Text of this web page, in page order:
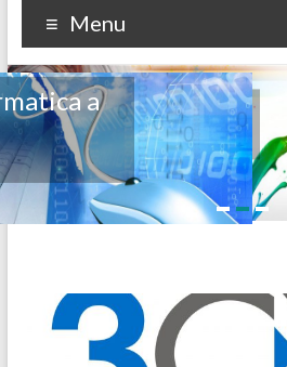
Menu
Web Design
Realizzazione Siti Web | Design aziendale
..info
1 2 3